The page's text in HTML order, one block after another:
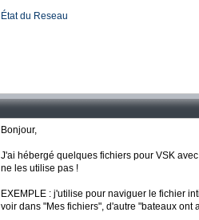
État du Reseau
Bonjour,
J'ai hébergé quelques fichiers pour VSK
ne les utilise pas !
EXEMPLE : j'utilise pour naviguer le fichier
voir dans "Mes fichiers", d'autre "bateaux ont